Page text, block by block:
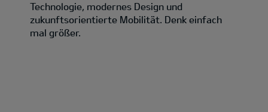
Technologie, modernes Design und
zukunftsorientierte Mobilität. Denk einfach
mal größer.